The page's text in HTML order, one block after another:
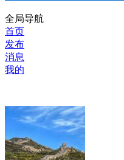
全局导航
首页
发布
消息
我的